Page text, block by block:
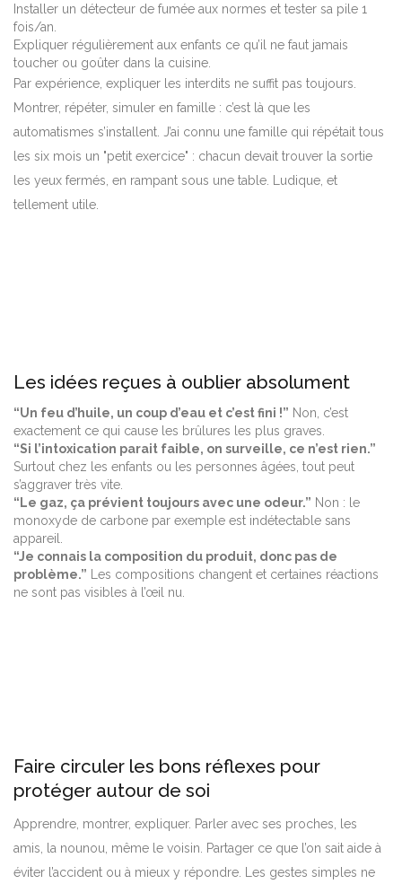
Installer un détecteur de fumée aux normes et tester sa pile 1
fois/an.
Expliquer régulièrement aux enfants ce qu’il ne faut jamais
toucher ou goûter dans la cuisine.
Par expérience, expliquer les interdits ne suffit pas toujours.
Montrer, répéter, simuler en famille : c’est là que les
automatismes s’installent. J’ai connu une famille qui répétait tous
les six mois un "petit exercice" : chacun devait trouver la sortie
les yeux fermés, en rampant sous une table. Ludique, et
tellement utile.
Les idées reçues à oublier absolument
“Un feu d’huile, un coup d’eau et c’est fini !” Non, c’est
exactement ce qui cause les brûlures les plus graves.
“Si l’intoxication parait faible, on surveille, ce n’est rien.”
Surtout chez les enfants ou les personnes âgées, tout peut
s’aggraver très vite.
“Le gaz, ça prévient toujours avec une odeur.” Non : le
monoxyde de carbone par exemple est indétectable sans
appareil.
“Je connais la composition du produit, donc pas de
problème.” Les compositions changent et certaines réactions
ne sont pas visibles à l’œil nu.
Faire circuler les bons réflexes pour
protéger autour de soi
Apprendre, montrer, expliquer. Parler avec ses proches, les
amis, la nounou, même le voisin. Partager ce que l’on sait aide à
éviter l’accident ou à mieux y répondre. Les gestes simples ne